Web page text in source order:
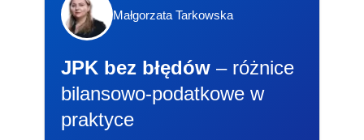
Małgorzata Tarkowska
JPK bez błędów – różnice
bilansowo-podatkowe w
praktyce